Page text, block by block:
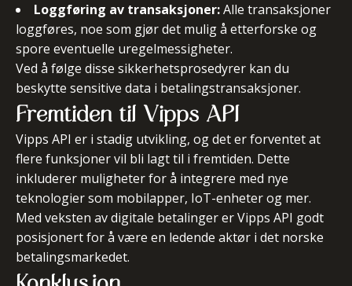
Loggføring av transaksjoner:Alle transaksjoner
loggføres, noe som gjør det mulig å etterforske og
spore eventuelle uregelmessigheter.
Ved å følge disse sikkerhetsprosedyrer kan du
beskytte sensitive data i betalingstransaksjoner.
Fremtiden til Vipps API
Vipps API er i stadig utvikling, og det er forventet at
flere funksjoner vil bli lagt til i fremtiden. Dette
inkluderer muligheter for å integrere med nye
teknologier som mobilapper, IoT-enheter og mer.
Med veksten av digitale betalinger er Vipps API godt
posisjonert for å være en ledende aktør i det norske
betalingsmarkedet.